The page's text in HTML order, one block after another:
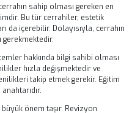
burun estetiği
Bu süreçte, uzman bir
Rinoplasti ve Bize ulaşın
geçebilirsiniz.
Olmanın